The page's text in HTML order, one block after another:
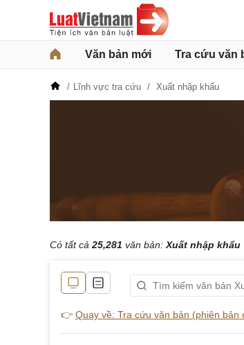
Văn bản mới Tra cứu văn
Lĩnh vực tra cứu Xuất nhập khẩu
Có tất cả 25,281 văn bản: Xuất nhập khẩu
👉 Quay về: Tra cứu văn bản (phiên bản